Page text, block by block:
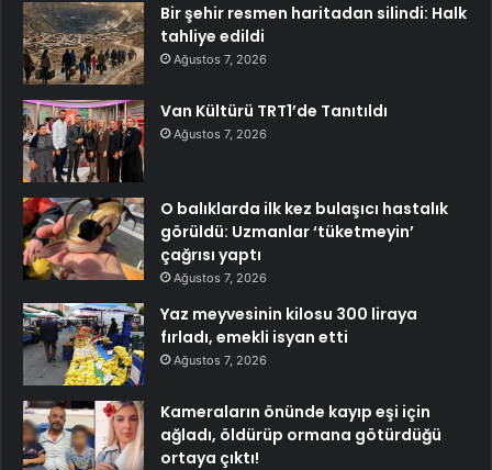
Bir şehir resmen haritadan silindi: Halk
tahliye edildi
Ağustos 7, 2026
Van Kültürü TRT1’de Tanıtıldı
Ağustos 7, 2026
O balıklarda ilk kez bulaşıcı hastalık
görüldü: Uzmanlar ‘tüketmeyin’
çağrısı yaptı
Ağustos 7, 2026
Yaz meyvesinin kilosu 300 liraya
fırladı, emekli isyan etti
Ağustos 7, 2026
Kameraların önünde kayıp eşi için
ağladı, öldürüp ormana götürdüğü
ortaya çıktı!